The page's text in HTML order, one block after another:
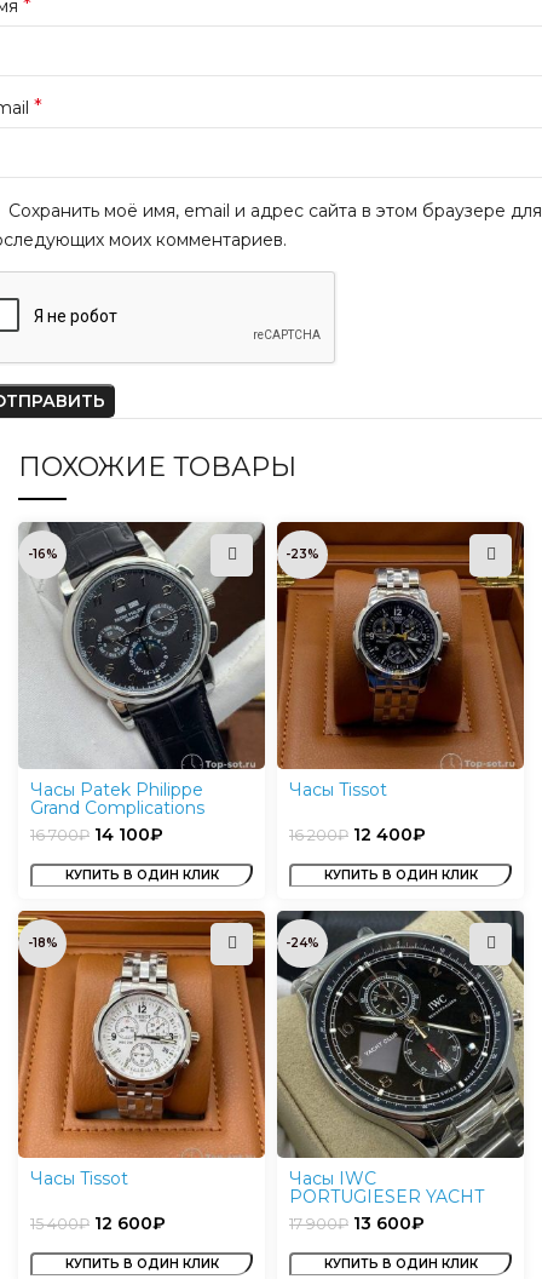
*
*
Сохранить моё имя, email и адрес сайта в этом браузере для
моих комментариев.
ПОХОЖИЕ ТОВАРЫ
-16%
Часы Patek Philippe
Grand Complications
16 700₽ 14 100₽
КУПИТЬ В ОДИН КЛИК
-23%
Часы Tissot
16 200₽ 12 400₽
КУПИТЬ В ОДИН КЛИК
-18%
Часы Tissot
15 400₽ 12 600₽
КУПИТЬ В ОДИН КЛИК
-24%
Часы IWC
PORTUGIESER YACHT
CLUB
17 900₽ 13 600₽
КУПИТЬ В ОДИН КЛИК